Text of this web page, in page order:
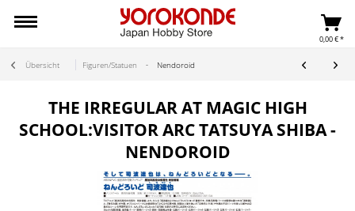
0,00 € *
Übersicht Figuren/Statuen Nendoroid
THE IRREGULAR AT MAGIC HIGH
SCHOOL:VISITOR ARC TATSUYA SHIBA -
NENDOROID